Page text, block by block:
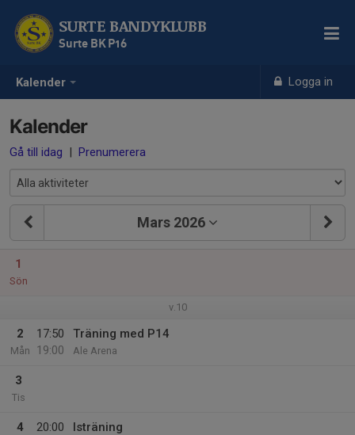
Kalender Logga in
SURTE BANDYKLUBB
Surte BK P16
Kalender
Gå till idag | Prenumerera
Mars 2026
1
Sön
v.10
2
Mån
17:50
19:00
Träning med P14
Ale Arena
3
Tis
4
20:00
Isträning